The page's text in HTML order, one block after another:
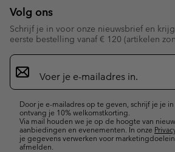
Volg ons
Schrijf je in voor onze nieuwsbrief en
eerste bestelling vanaf € 120 (artikelen
Aanmelden
voor
e-
Door je e-mailadres op te geven, schrijf je je
ontvang je 10% welkomstkorting.
Via mail houden we je op de hoogte van
aanbiedingen en evenementen. In onze
je gegevens verwerken voor
afmelden.